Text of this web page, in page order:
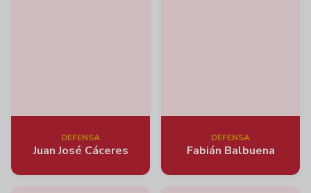
DEFENSA
Juan José Cáceres
DEFENSA
Fabián Balbuena